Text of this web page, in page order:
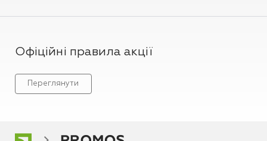
Офіційні правила акції
Переглянути